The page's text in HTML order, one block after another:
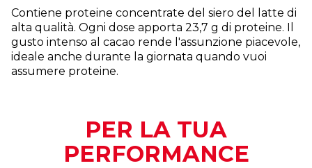
Contiene proteine concentrate del siero del latte di
alta qualità. Ogni dose apporta 23,7 g di proteine. Il
gusto intenso al cacao rende l'assunzione piacevole,
ideale anche durante la giornata quando vuoi
assumere proteine.
PER LA TUA
PERFORMANCE